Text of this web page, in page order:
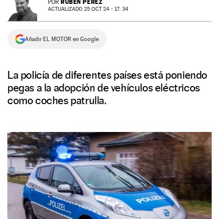
NEWSLETTER
SÍGUENOS
POR RUBÉN PÉREZ
ACTUALIZADO 25 OCT 24 - 17: 34
Añadir EL MOTOR en Google
La policía de diferentes países está poniendo
pegas a la adopción de vehículos eléctricos
como coches patrulla.